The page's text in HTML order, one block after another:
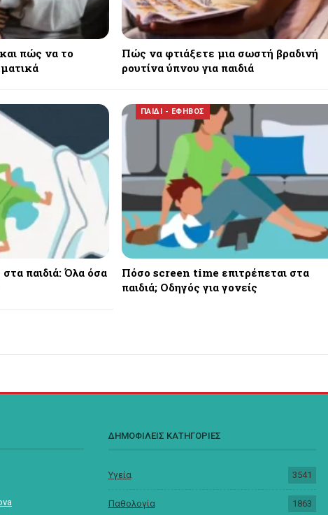
πώς να το
Πώς να φτιάξετε μια σωστή βραδινή
ρουτίνα ύπνου για παιδιά
παιδιά: Όλα όσα
ΠΑΙΔΙ - ΕΦΗΒΟΣ
Πόσο screen time επιτρέπεται στα
παιδιά; Οδηγός για γονείς
ΔΗΜΟΦΙΛΕΙΣ ΚΑΤΗΓΟΡΙΕΣ
Υγεία 3541
Παθολογία 1863